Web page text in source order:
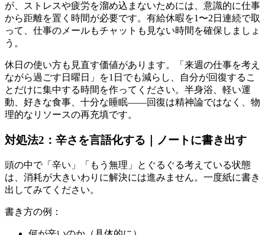
が、ストレスや疲労を溜め込まないためには、意識的に仕事
から距離を置く時間が必要です。有給休暇を1〜2日連続で取
って、仕事のメールもチャットも見ない時間を確保しましょ
う。
休日の使い方も見直す価値があります。「来週の仕事を考え
ながら過ごす日曜日」を1日でも減らし、自分が回復するこ
とだけに集中する時間を作ってください。半身浴、軽い運
動、好きな食事、十分な睡眠——回復は精神論ではなく、物
理的なリソースの再充填です。
対処法2：辛さを言語化する｜ノートに書き出す
頭の中で「辛い」「もう無理」とぐるぐる考えている状態
は、消耗が大きいわりに解決には進みません。一度紙に書き
出してみてください。
書き方の例：